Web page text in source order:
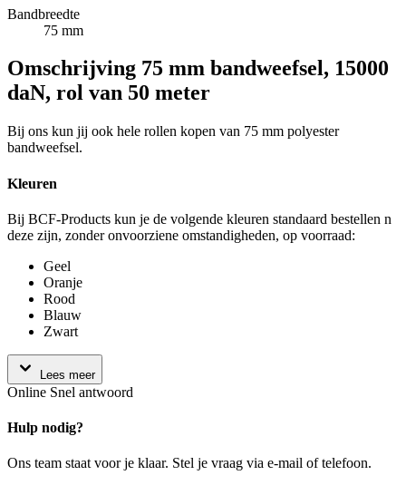
Bandbreedte
75 mm
Omschrijving 75 mm bandweefsel, 15000
daN, rol van 50 meter
Bij ons kun jij ook hele rollen kopen van 75 mm polyester
bandweefsel.
Kleuren
Bij BCF-Products kun je de volgende kleuren standaard bestellen n
deze zijn, zonder onvoorziene omstandigheden, op voorraad:
Geel
Oranje
Rood
Blauw
Zwart
Lees meer
Online Snel antwoord
Hulp nodig?
Ons team staat voor je klaar. Stel je vraag via e-mail of telefoon.